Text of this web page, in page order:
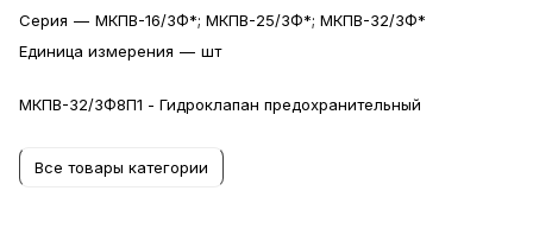
Серия — МКПВ-16/3Ф*; МКПВ-25/3Ф*; МКПВ-32/3Ф*
Единица измерения — шт
МКПВ-32/3Ф8П1 - Гидроклапан предохранительный
Все товары категории